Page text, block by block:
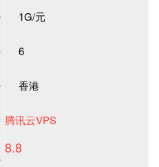
1G/元
6
香港
腾讯云VPS
8.8